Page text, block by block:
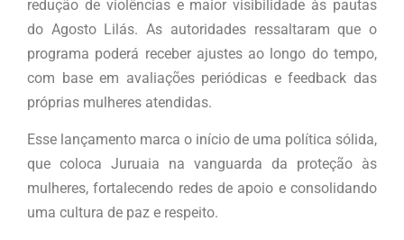
redução de violências e maior visibilidade às pautas
do Agosto Lilás. As autoridades ressaltaram que o
programa poderá receber ajustes ao longo do tempo,
com base em avaliações periódicas e feedback das
próprias mulheres atendidas.
Esse lançamento marca o início de uma política sólida,
que coloca Juruaia na vanguarda da proteção às
mulheres, fortalecendo redes de apoio e consolidando
uma cultura de paz e respeito.